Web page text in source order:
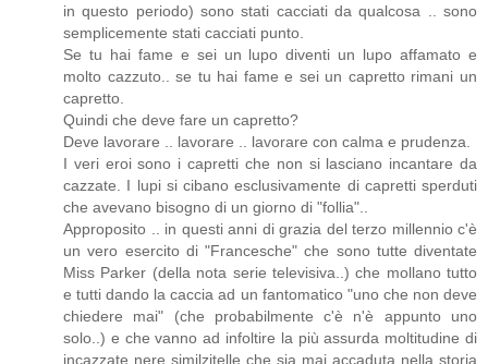
in questo periodo) sono stati cacciati da qualcosa .. sono
semplicemente stati cacciati punto.
Se tu hai fame e sei un lupo diventi un lupo affamato e
molto cazzuto.. se tu hai fame e sei un capretto rimani un
capretto.
Quindi che deve fare un capretto?
Deve lavorare .. lavorare .. lavorare con calma e prudenza.
I veri eroi sono i capretti che non si lasciano incantare da
cazzate. I lupi si cibano esclusivamente di capretti sperduti
che avevano bisogno di un giorno di "follia"..
Approposito .. in questi anni di grazia del terzo millennio c'è
un vero esercito di "Francesche" che sono tutte diventate
Miss Parker (della nota serie televisiva..) che mollano tutto
e tutti dando la caccia ad un fantomatico "uno che non deve
chiedere mai" (che probabilmente c'è n'è appunto uno
solo..) e che vanno ad infoltire la più assurda moltitudine di
incazzate nere similzitelle che sia mai accaduta nella storia